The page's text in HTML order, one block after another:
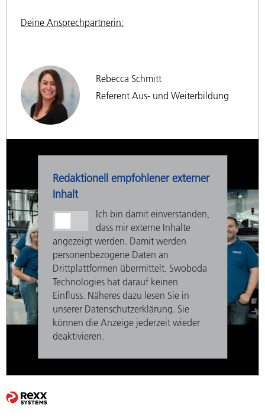
Deine Ansprechpartnerin:
Rebecca Schmitt
Referent Aus- und Weiterbildung
Redaktionell empfohlener externer
Inhalt
Ich bin damit einverstanden,
dass mir externe Inhalte
angezeigt werden. Damit werden
personenbezogene Daten an
Drittplattformen übermittelt. Swoboda
Technologies hat darauf keinen
Einfluss. Näheres dazu lesen Sie in
unserer Datenschutzerklärung. Sie
können die Anzeige jederzeit wieder
deaktivieren.